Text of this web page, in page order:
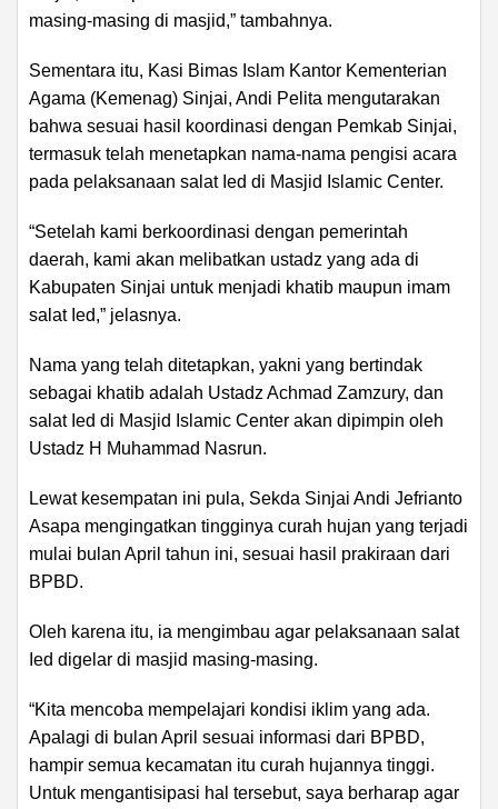
masing-masing di masjid,” tambahnya.
Sementara itu, Kasi Bimas Islam Kantor Kementerian
Agama (Kemenag) Sinjai, Andi Pelita mengutarakan
bahwa sesuai hasil koordinasi dengan Pemkab Sinjai,
termasuk telah menetapkan nama-nama pengisi acara
pada pelaksanaan salat Ied di Masjid Islamic Center.
“Setelah kami berkoordinasi dengan pemerintah
daerah, kami akan melibatkan ustadz yang ada di
Kabupaten Sinjai untuk menjadi khatib maupun imam
salat Ied,” jelasnya.
Nama yang telah ditetapkan, yakni yang bertindak
sebagai khatib adalah Ustadz Achmad Zamzury, dan
salat Ied di Masjid Islamic Center akan dipimpin oleh
Ustadz H Muhammad Nasrun.
Lewat kesempatan ini pula, Sekda Sinjai Andi Jefrianto
Asapa mengingatkan tingginya curah hujan yang terjadi
mulai bulan April tahun ini, sesuai hasil prakiraan dari
BPBD.
Oleh karena itu, ia mengimbau agar pelaksanaan salat
Ied digelar di masjid masing-masing.
“Kita mencoba mempelajari kondisi iklim yang ada.
Apalagi di bulan April sesuai informasi dari BPBD,
hampir semua kecamatan itu curah hujannya tinggi.
Untuk mengantisipasi hal tersebut, saya berharap agar